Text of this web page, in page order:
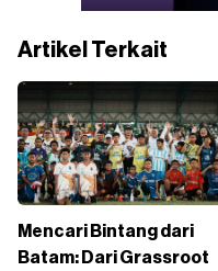
Artikel Terkait
Mencari Bintang dari
Batam: Dari Grassroot